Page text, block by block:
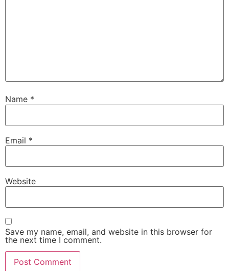
Name *
Email *
Website
Save my name, email, and website in this browser for
the next time I comment.